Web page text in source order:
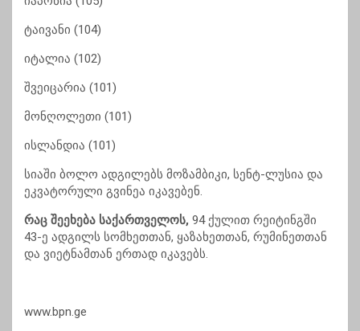
ტაივანი (104)
იტალია (102)
შვეიცარია (101)
მონღოლეთი (101)
ისლანდია (101)
სიაში ბოლო ადგილებს მოზამბიკი, სენტ-ლუსია და
ეკვატორული გვინეა იკავებენ.
რაც შეეხება საქართველოს, 94 ქულით რეიტინგში
43-ე ადგილს სომხეთთან, ყაზახეთთან, რუმინეთთან
და ვიეტნამთან ერთად იკავებს.
www.bpn.ge